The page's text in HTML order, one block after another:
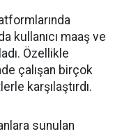
kullanıcı maaş ve
Özellikle
çalışan birçok
karşılaştırdı.
sunulan